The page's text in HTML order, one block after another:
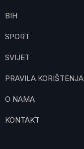
BIH
SPORT
SVIJET
PRAVILA KORIŠTENJA
O NAMA
KONTAKT